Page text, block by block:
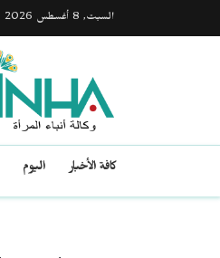
السبت, 8 أغسطس 2026
كافة الأخبار اليوم